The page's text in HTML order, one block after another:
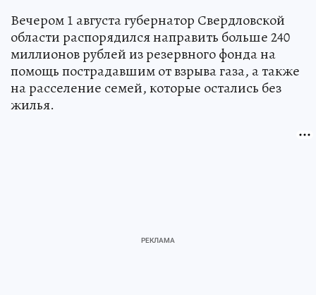
Вечером 1 августа губернатор Свердловской
области распорядился направить больше 240
миллионов рублей из резервного фонда на
помощь пострадавшим от взрыва газа, а также
на расселение семей, которые остались без
жилья.